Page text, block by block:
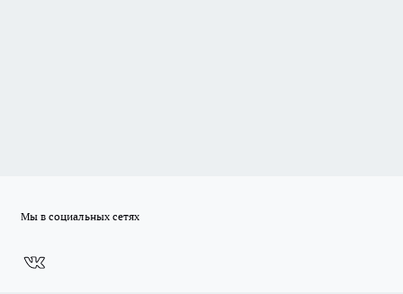
Мы в социальных сетях